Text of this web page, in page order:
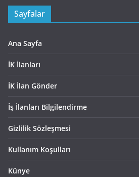
Sayfalar
Ana Sayfa
İK İlanları
İK İlan Gönder
İş İlanları Bilgilendirme
Gizlilik Sözleşmesi
Kullanım Koşulları
Künye